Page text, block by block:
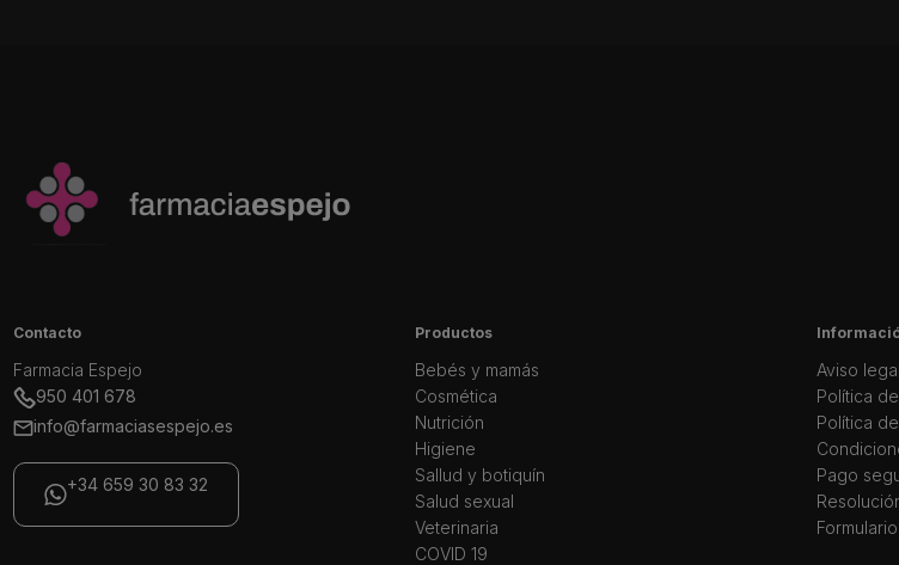
Contacto
Farmacia Espejo
950 401 678
info@farmaciasespejo.es
+34 659 30 83 32
Productos
Bebés y mamás
Cosmética
Nutrición
Higiene
Sallud y botiquín
Salud sexual
Veterinaria
COVID 19
Aviso legal
Política
Política
Pago